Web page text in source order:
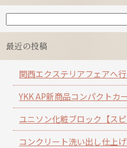
最近の投稿
関西エクステリアフェアへ
YKK AP新商品コンパクトカ
ユニソン化粧ブロック【スピ
コンクリート洗い出し仕上